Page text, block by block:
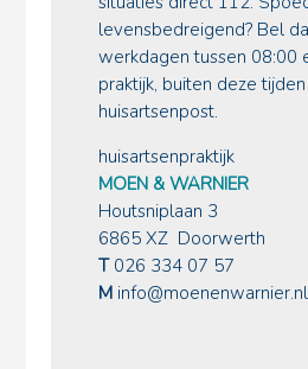
levensbedreigend? Bel
werkdagen tussen 08:00
praktijk, buiten deze
huisartsenpost.
huisartsenpraktijk
MOEN & WARNIER
Houtsniplaan 3
6865 XZ Doorwerth
T 026 334 07 57
M info@moenenwarnier.nl